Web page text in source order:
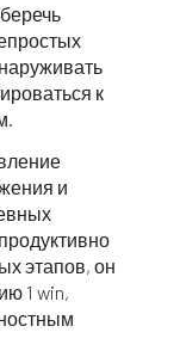
к
и
этапов, он
1 win,